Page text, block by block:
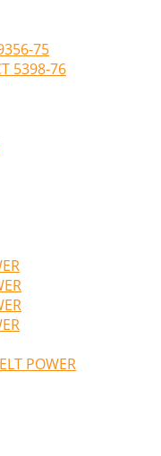
75
5398-76
POWER